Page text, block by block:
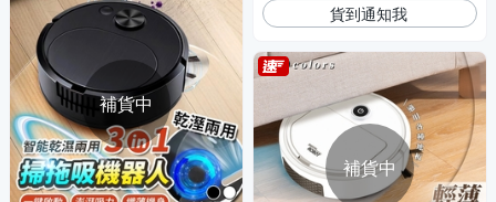
補貨中
貨到通知我
補貨中